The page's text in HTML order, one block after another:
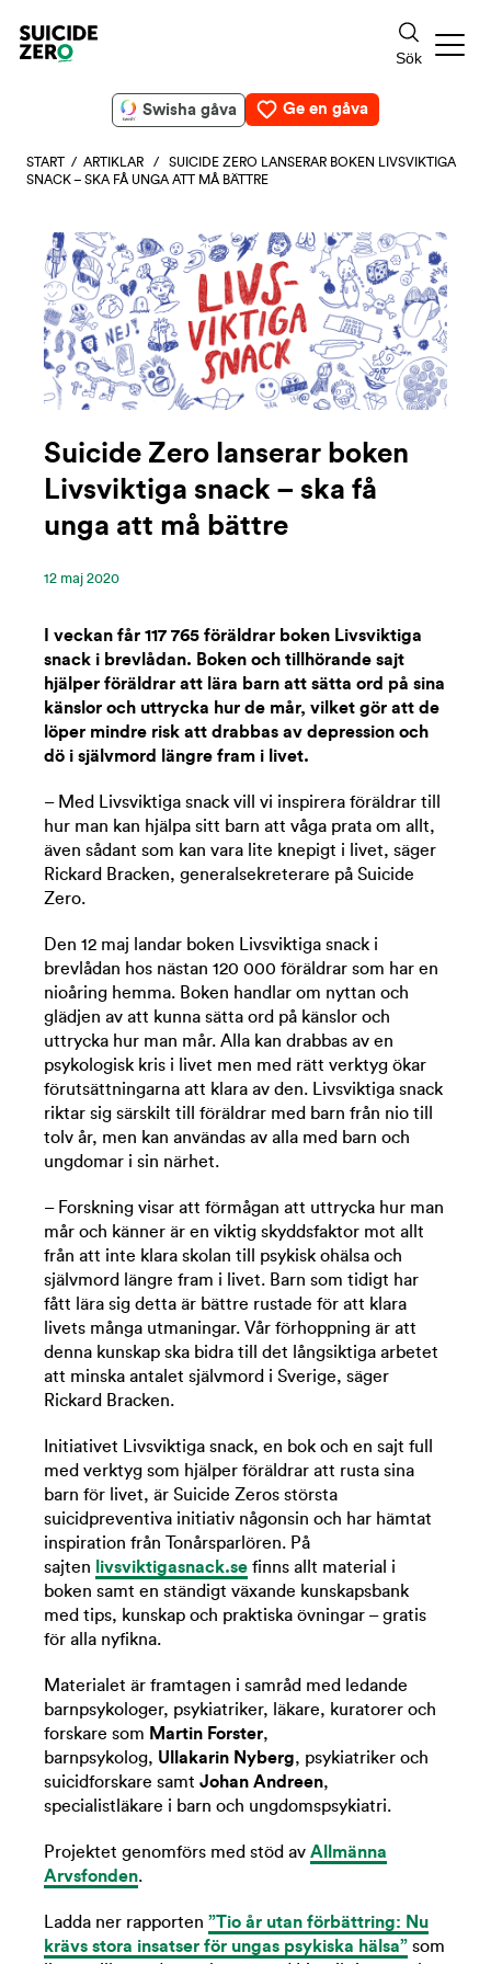
Swisha gåva Ge en gåva
START / ARTIKLAR / SUICIDE ZERO LANSERAR BOKEN LIVSVIKTIGA
SNACK – SKA FÅ UNGA ATT MÅ BÄTTRE
Suicide Zero lanserar boken
Livsviktiga snack – ska få
unga att må bättre
12 ‪maj‬ 2020
I veckan får 117 765 föräldrar boken Livsviktiga
snack i brevlådan. Boken och tillhörande sajt
hjälper föräldrar att lära barn att sätta ord på sina
känslor och uttrycka hur de mår, vilket gör att de
löper mindre risk att drabbas av depression och
dö i självmord längre fram i livet.
– Med Livsviktiga snack vill vi inspirera föräldrar till
hur man kan hjälpa sitt barn att våga prata om allt,
även sådant som kan vara lite knepigt i livet, säger
Rickard Bracken, generalsekreterare på Suicide
Zero.
Den 12 maj landar boken Livsviktiga snack i
brevlådan hos nästan 120 000 föräldrar som har en
nioåring hemma. Boken handlar om nyttan och
glädjen av att kunna sätta ord på känslor och
uttrycka hur man mår. Alla kan drabbas av en
psykologisk kris i livet men med rätt verktyg ökar
förutsättningarna att klara av den. Livsviktiga snack
riktar sig särskilt till föräldrar med barn från nio till
tolv år, men kan användas av alla med barn och
ungdomar i sin närhet.
– Forskning visar att förmågan att uttrycka hur man
mår och känner är en viktig skyddsfaktor mot allt
från att inte klara skolan till psykisk ohälsa och
självmord längre fram i livet. Barn som tidigt har
fått lära sig detta är bättre rustade för att klara
livets många utmaningar. Vår förhoppning är att
denna kunskap ska bidra till det långsiktiga arbetet
att minska antalet självmord i Sverige, säger
Rickard Bracken.
Initiativet Livsviktiga snack, en bok och en sajt full
med verktyg som hjälper föräldrar att rusta sina
barn för livet, är Suicide Zeros största
suicidpreventiva initiativ någonsin och har hämtat
inspiration från Tonårsparlören. På
sajten
livsviktigasnack.se finns allt material i
boken samt en ständigt växande kunskapsbank
med tips, kunskap och praktiska övningar – gratis
för alla nyfikna.
Materialet är framtagen i samråd med ledande
barnpsykologer, psykiatriker, läkare, kuratorer och
forskare som Martin Forster,
barnpsykolog, Ullakarin Nyberg, psykiatriker och
suicidforskare samt Johan Andreen,
specialistläkare i barn och ungdomspsykiatri.
Projektet genomförs med stöd av Allmänna
Arvsfonden.
Ladda ner rapporten ”Tio år utan förbättring: Nu
krävs stora insatser för ungas psykiska hälsa” som